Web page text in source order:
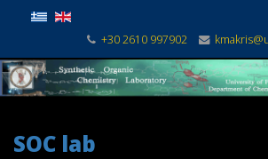
+30 2610 997902
SOC lab